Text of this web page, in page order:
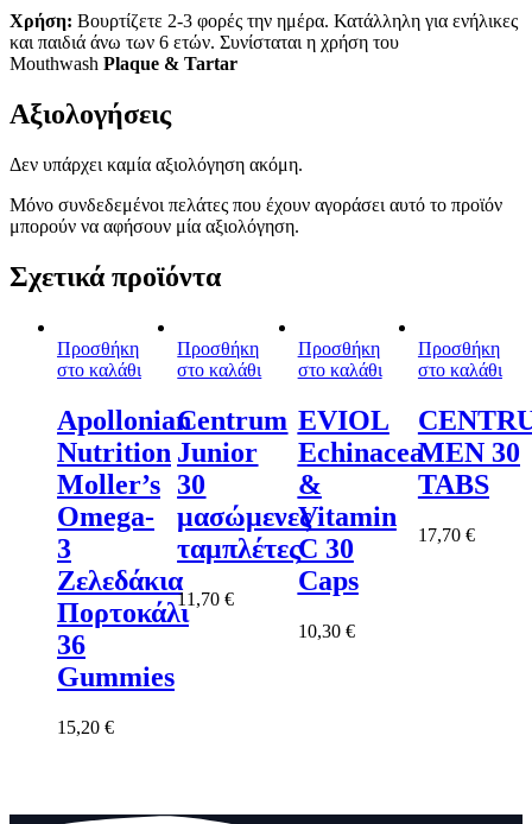
Χρήση: Βουρτίζετε 2-3 φορές την ημέρα. Κατάλληλη για ενήλικες
και παιδιά άνω των 6 ετών. Συνίσταται η χρήση του
Mouthwash Plaque & Tartar
Αξιολογήσεις
Δεν υπάρχει καμία αξιολόγηση ακόμη.
Μόνο συνδεδεμένοι πελάτες που έχουν αγοράσει αυτό το προϊόν
μπορούν να αφήσουν μία αξιολόγηση.
Σχετικά προϊόντα
Προσθήκη
στο καλάθι
Apollonian
Nutrition
Moller’s
Omega-
3
Ζελεδάκια
Πορτοκάλι
36
Gummies
15,20 €
Προσθήκη
στο καλάθι
Centrum
Junior
30
μασώμενες
ταμπλέτες
11,70€
Προσθήκη
στο καλάθι
EVIOL
Echinacea
&
Vitamin
C 30
Caps
10,30 €
Προσθήκη
στο καλάθι
MEN 30
TABS
17,70 €